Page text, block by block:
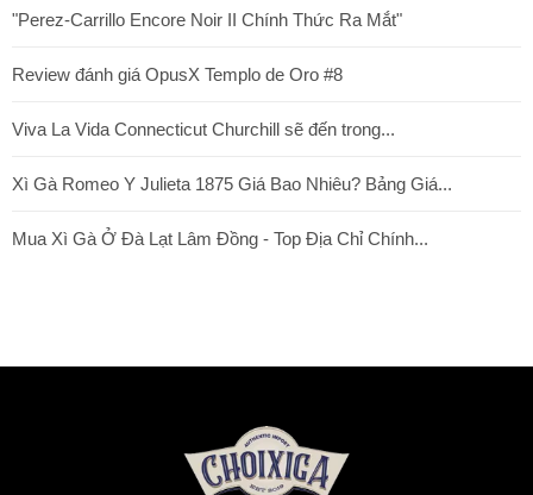
"Perez-Carrillo Encore Noir II Chính Thức Ra Mắt"
Review đánh giá OpusX Templo de Oro #8
Viva La Vida Connecticut Churchill sẽ đến trong...
Xì Gà Romeo Y Julieta 1875 Giá Bao Nhiêu? Bảng Giá...
Mua Xì Gà Ở Đà Lạt Lâm Đồng - Top Địa Chỉ Chính...